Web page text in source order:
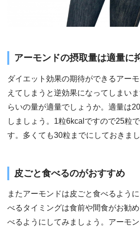
アーモンドの摂取量は適量に
ダイエット効果の期待ができるアー
えてしまうと逆効果になってしまい
らいの量が適量でしょうか。適量は
しましょう。1粒6kcalですので25粒
す。多くても30粒までにしておきまし
皮ごと食べるのがおすすめ
またアーモンドは皮ごと食べるよう
べるタイミングは食前や間食がお勧
べるようにしてみましょう。アーモ